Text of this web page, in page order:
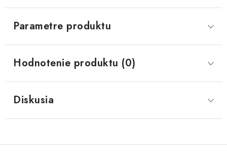
Parametre produktu
Hodnotenie produktu (0)
Diskusia